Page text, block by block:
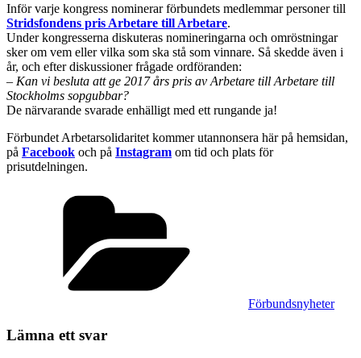
Inför varje kongress nominerar förbundets medlemmar personer till
Stridsfondens pris Arbetare till Arbetare.
Under kongresserna diskuteras nomineringarna och omröstningar
sker om vem eller vilka som ska stå som vinnare. Så skedde även i
år, och efter diskussioner frågade ordföranden:
– Kan vi besluta att ge 2017 års pris av Arbetare till Arbetare till
Stockholms sopgubbar?
De närvarande svarade enhälligt med ett rungande ja!
Förbundet Arbetarsolidaritet kommer utannonsera här på hemsidan,
på Facebook och på Instagram om tid och plats för
prisutdelningen.
Förbundsnyheter
Lämna ett svar